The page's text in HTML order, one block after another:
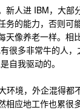
新人进 IBM，大
务的能力，否则
天像养老一样。
很多非常牛的人
自我驱动的。
环境，外企混得
相应地工作也累